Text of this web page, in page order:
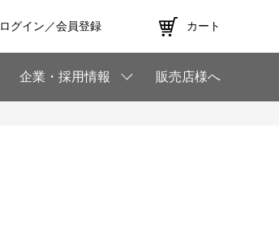
ログイン／会員登録 カート
企業・採用情報 販売店様へ